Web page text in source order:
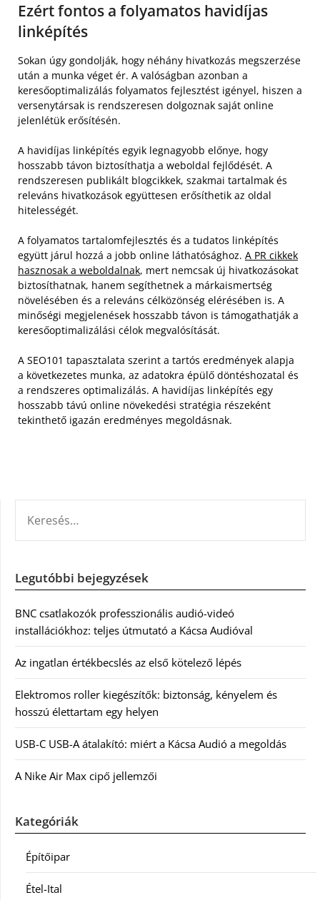
Ezért fontos a folyamatos havidíjas
linképítés
Sokan úgy gondolják, hogy néhány hivatkozás megszerzése
után a munka véget ér. A valóságban azonban a
keresőoptimalizálás folyamatos fejlesztést igényel, hiszen a
versenytársak is rendszeresen dolgoznak saját online
jelenlétük erősítésén.
A havidíjas linképítés egyik legnagyobb előnye, hogy
hosszabb távon biztosíthatja a weboldal fejlődését. A
rendszeresen publikált blogcikkek, szakmai tartalmak és
releváns hivatkozások együttesen erősíthetik az oldal
hitelességét.
A folyamatos tartalomfejlesztés és a tudatos linképítés
együtt járul hozzá a jobb online láthatósághoz. A PR cikkek
hasznosak a weboldalnak, mert nemcsak új hivatkozásokat
biztosíthatnak, hanem segíthetnek a márkaismertség
növelésében és a releváns célközönség elérésében is. A
minőségi megjelenések hosszabb távon is támogathatják a
keresőoptimalizálási célok megvalósítását.
A SEO101 tapasztalata szerint a tartós eredmények alapja
a következetes munka, az adatokra épülő döntéshozatal és
a rendszeres optimalizálás. A havidíjas linképítés egy
hosszabb távú online növekedési stratégia részeként
tekinthető igazán eredményes megoldásnak.
Legutóbbi bejegyzések
BNC csatlakozók professzionális audió-videó
installációkhoz: teljes útmutató a Kácsa Audióval
Az ingatlan értékbecslés az első kötelező lépés
Elektromos roller kiegészítők: biztonság, kényelem és
hosszú élettartam egy helyen
USB-C USB-A átalakító: miért a Kácsa Audió a megoldás
A Nike Air Max cipő jellemzői
Kategóriák
Építőipar
Étel-Ital